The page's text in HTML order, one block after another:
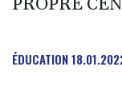
PROPRE
ÉDUCATION